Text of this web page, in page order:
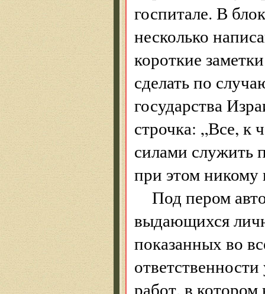
госпитале. В
несколько
короткие
сделать по
государства
строчка: „Все, к
силами служить
при этом никому
Под пером
выдающихся
показанных во
работ, в